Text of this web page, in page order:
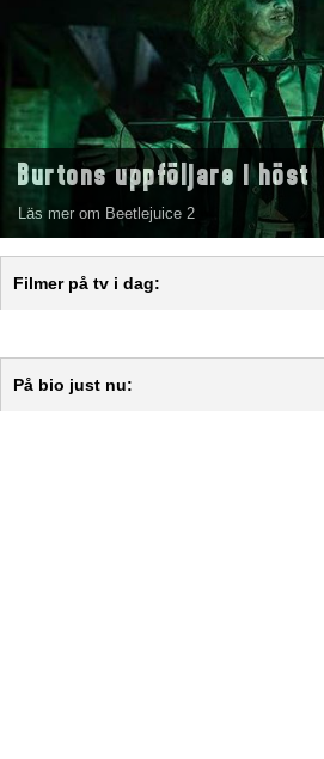
Burtons uppföljare i höst
Läs mer om Beetlejuice 2
Filmer på tv i dag:
På bio just nu: